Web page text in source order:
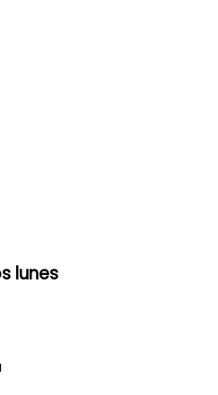
lunes